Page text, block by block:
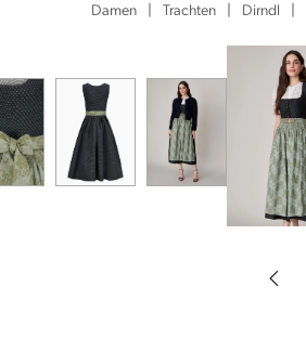
Damen Trachten Dirndl